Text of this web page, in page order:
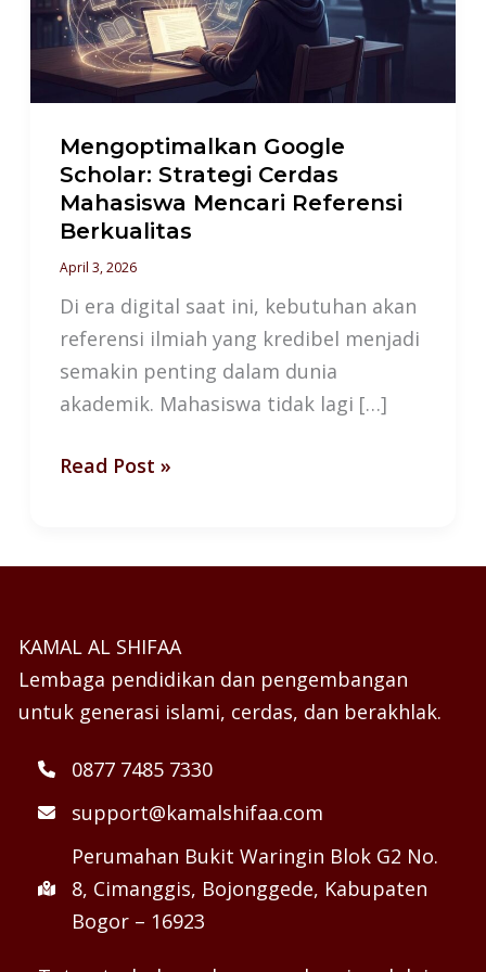
Mengoptimalkan Google
Scholar: Strategi Cerdas
Mahasiswa Mencari Referensi
Berkualitas
April 3, 2026
Di era digital saat ini, kebutuhan akan
referensi ilmiah yang kredibel menjadi
semakin penting dalam dunia
akademik. Mahasiswa tidak lagi […]
Cerdas
Mahasiswa
Mencari
Referensi
Berkualitas
Read Post »
KAMAL AL SHIFAA
Lembaga pendidikan dan pengembangan
untuk generasi islami, cerdas, dan berakhlak.
0877 7485 7330
support@kamalshifaa.com
Perumahan Bukit Waringin Blok G2 No.
8, Cimanggis, Bojonggede, Kabupaten
Bogor – 16923